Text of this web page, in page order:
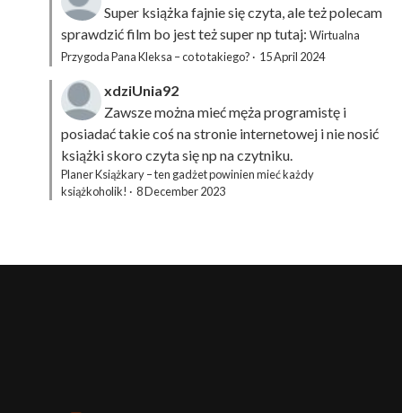
Super książka fajnie się czyta, ale też polecam
sprawdzić film bo jest też super np tutaj: Wirtualna
Przygoda Pana Kleksa – co to takiego? · 15 April 2024
xdziUnia92
Zawsze można mieć męża programistę i
posiadać takie coś na stronie internetowej i nie nosić
książki skoro czyta się np na czytniku.
Planer Książkary – ten gadżet powinien mieć każdy
książkoholik! · 8 December 2023